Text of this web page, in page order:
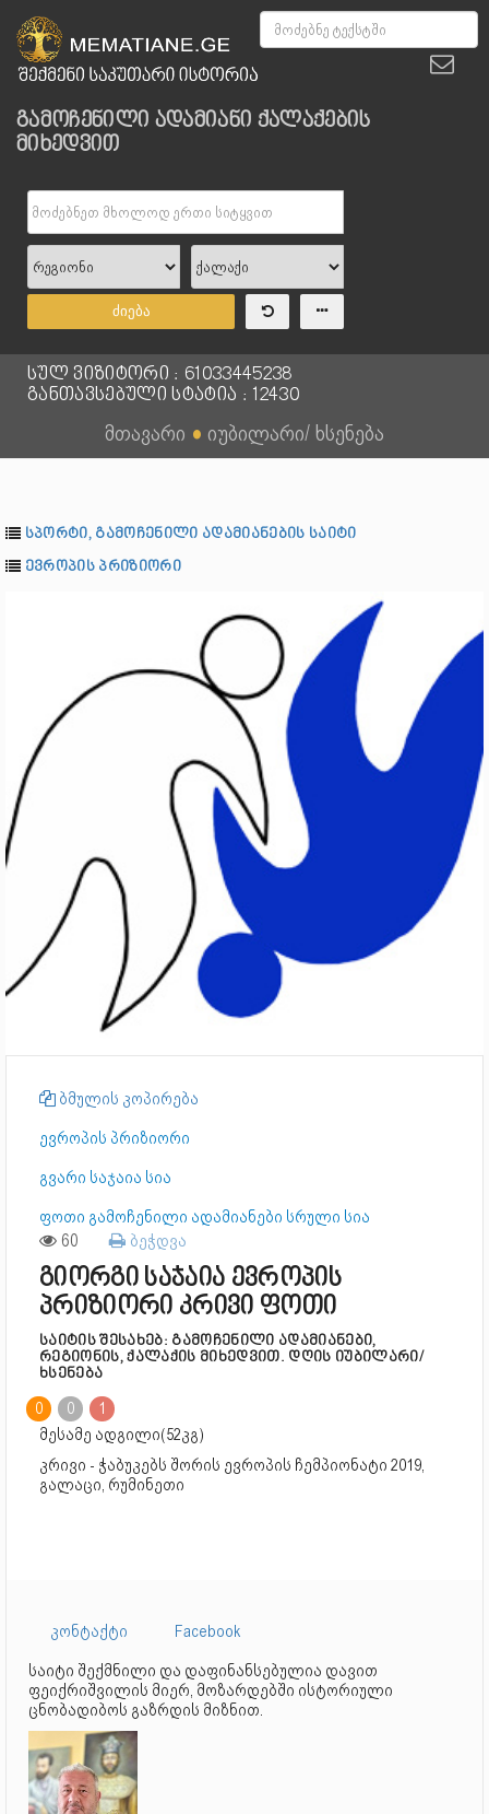
გამოჩენილი ადამიანი ქალაქების
მიხედვით
ძიება
სულ ვიზიტორი : 61033445238
განთავსებული სტატია : 12430
მთავარი ● იუბილარი/ ხსენება
სპორტი, გამოჩენილი ადამიანების საიტი
ევროპის პრიზიორი
ბმულის კოპირება
ევროპის პრიზიორი
გვარი საჯაია სია
ფოთი გამოჩენილი ადამიანები სრული სია
60 ბეჭდვა
გიორგი საჯაია ევროპის
პრიზიორი კრივი ფოთი
საიტის შესახებ: გამოჩენილი ადამიანები,
რეგიონის, ქალაქის მიხედვით. დღის იუბილარი/
ხსენება
0 0
1
მესამე ადგილი(52კგ)
კრივი - ჭაბუკებს შორის ევროპის ჩემპიონატი 2019,
გალაცი, რუმინეთი
კონტაქტი
Facebook
საიტი შექმნილი და დაფინანსებულია დავით
ფეიქრიშვილის მიერ, მოზარდებში ისტორიული
ცნობადიბოს გაზრდის მიზნით.